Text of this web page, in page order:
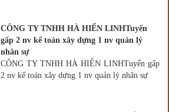
CÔNG TY TNHH HÀ HIỂN LINHTuyển
gấp 2 nv kế toán xây dựng 1 nv quản lý
nhân sự
CÔNG TY TNHH HÀ HIỂN LINHTuyển gấp
2 nv kế toán xây dựng 1 nv quản lý nhân sự